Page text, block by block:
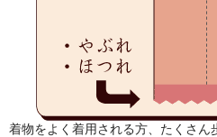
着物をよく着用される方、たくさん